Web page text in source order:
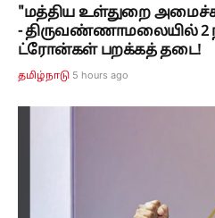
"மத்திய உள்துறை
- திருவண்ணாமலையில் 2
ட்ரோன்கள் பறக்கத் தடை!
தமிழ்நாடு 5 hours ago